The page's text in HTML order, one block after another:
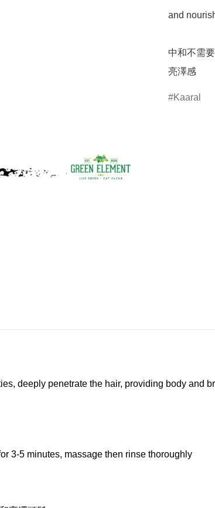
and
中和不需
亮澤感
Kaaral
deeply penetrate the hair, providing body and
3-5 minutes, massage then rinse thoroughly